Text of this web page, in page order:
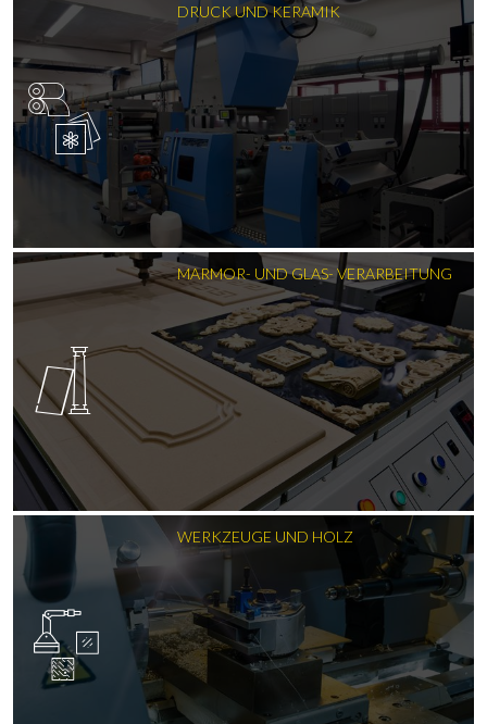
DRUCK UND KERAMIK
MARMOR- UND GLAS- VERARBEITUNG
WERKZEUGE UND HOLZ